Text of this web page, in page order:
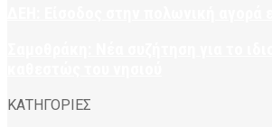
ΚΑΤΗΓΟΡΙΕΣ